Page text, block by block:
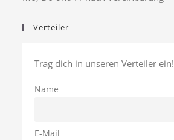
Verteiler
Trag dich in unseren Verteiler ein!
Name
E-Mail